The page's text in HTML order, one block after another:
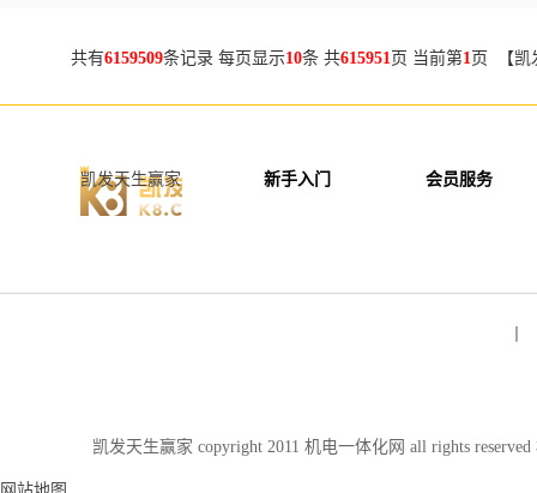
共有6159509条记录 每页显示10条 共615951页 当前第1页 【凯
凯发天生赢家 新手入门 会员服务
凯发天生赢家 copyright 2011 机电一体化网 all rights